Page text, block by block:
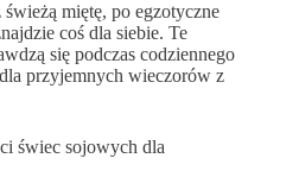
miętę, po egzotyczne
coś dla siebie. Te
się podczas codziennego
przyjemnych wieczorów z
świec sojowych dla